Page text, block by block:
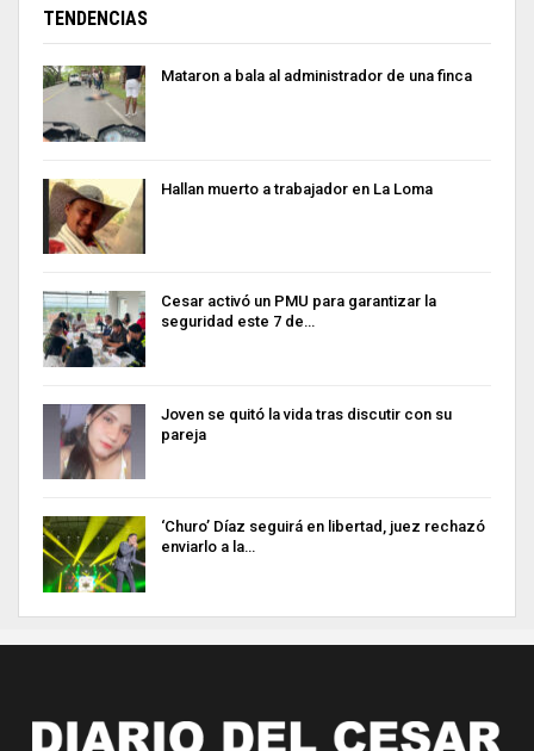
TENDENCIAS
Mataron a bala al administrador de una finca
Hallan muerto a trabajador en La Loma
Cesar activó un PMU para garantizar la
seguridad este 7 de…
Joven se quitó la vida tras discutir con su
pareja
‘Churo’ Díaz seguirá en libertad, juez rechazó
enviarlo a la…